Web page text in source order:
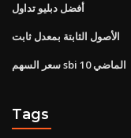
أفضل دبليو تداول
الأصول الثابتة بمعدل ثابت
سعر السهم sbi الماضي 10
Tags